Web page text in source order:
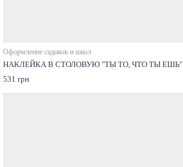
Оформление садиков и школ
НАКЛЕЙКА В СТОЛОВУЮ "ТЫ ТО, ЧТО ТЫ ЕШЬ"
531 грн